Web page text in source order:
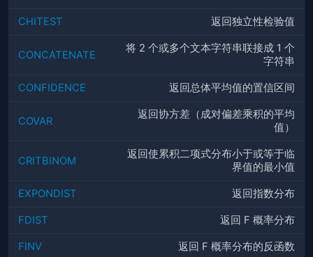
CHITEST 返回独立性检验值
CONCATENATE
将 2 个或多个文本字符串联接成 1 个
字符串
CONFIDENCE 返回总体平均值的置信区间
COVAR
返回协方差（成对偏差乘积的平均
值）
CRITBINOM
返回使累积二项式分布小于或等于临
界值的最小值
EXPONDIST 返回指数分布
FDIST 返回 F 概率分布
FINV 返回 F 概率分布的反函数